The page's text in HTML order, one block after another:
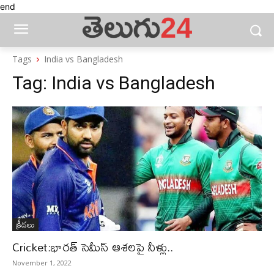
end
Tags India vs Bangladesh
Tag: India vs Bangladesh
క్రీడలు
Cricket:భారత్ సెమీస్ ఆశలపై నీళ్లు..
November 1, 2022